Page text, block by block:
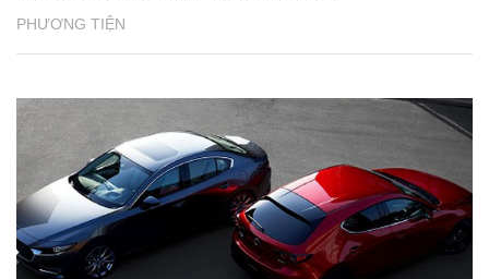
PHƯƠNG TIỆN